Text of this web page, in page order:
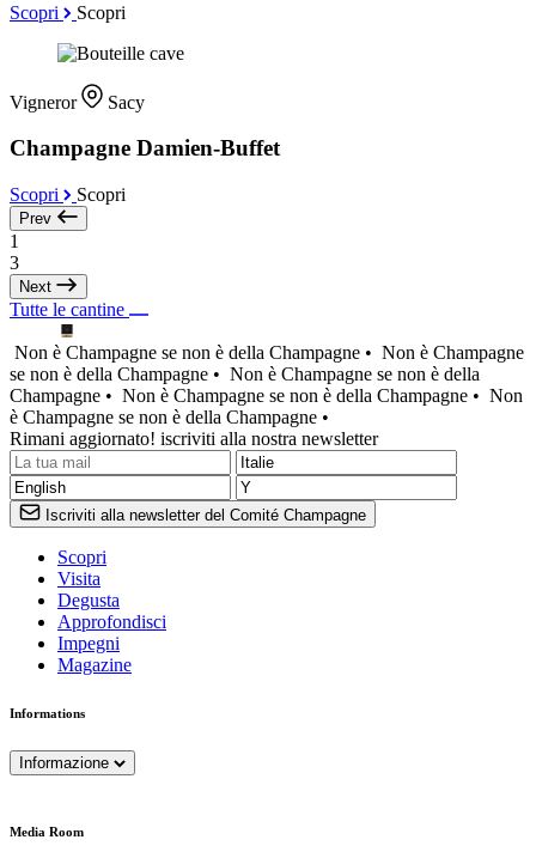
Scopri Scopri
Vigneror Sacy
Champagne Damien-Buffet
Scopri Scopri
Prev
1
3
Next
Tutte le cantine
Non è Champagne se non è della Champagne • Non è Champagne
se non è della Champagne • Non è Champagne se non è della
Champagne • Non è Champagne se non è della Champagne • Non
è Champagne se non è della Champagne •
Rimani aggiornato! iscriviti alla nostra newsletter
Iscriviti alla newsletter del Comité Champagne
Scopri
Visita
Degusta
Approfondisci
Impegni
Magazine
Informations
Informazione
Media Room